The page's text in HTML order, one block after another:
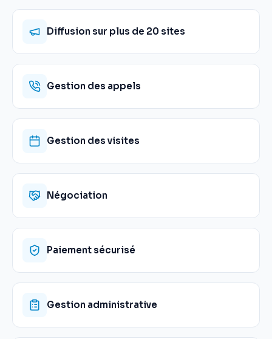
Diffusion sur plus de 20 sites
Gestion des appels
Gestion des visites
Négociation
Paiement sécurisé
Gestion administrative